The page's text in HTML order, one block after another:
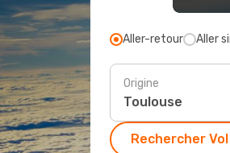
Aller-retour Aller
Origine
Rechercher